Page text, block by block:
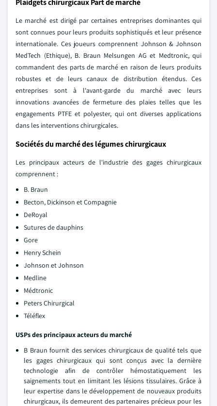
Plaidgets chirurgicaux Part de marché
Le marché est dirigé par certaines entreprises dominantes qui
sont connues pour leurs produits sophistiqués et leur présence
internationale. Ces joueurs comprennent Johnson & Johnson
MedTech (Ethique), B. Braun Melsungen AG et Medtronic, qui
commandent des parts de marché en raison de leurs produits
robustes et de leurs canaux de distribution étendus. Ces
entreprises sont à l'avant-garde du marché avec leurs
innovations avancées de fermeture des plaies telles que les
engagements PTFE et polyester, qui ont diverses applications
dans les interventions chirurgicales.
Sociétés du marché des légumes chirurgicaux
Les principaux acteurs de l'industrie des gages chirurgicaux
comprennent :
B. Braun
Becton, Dickinson et Compagnie
DeRoyal
Sutures de dauphins
Gore
Henry Schein
Johnson et Johnson
Medline
Médtronic
Peters Chirurgical
Téléflex
USPs des principaux acteurs du marché
B Braun fournit des services chirurgicaux de qualité tels que
les gages chirurgicaux qui sont conçus avec la dernière
technologie afin de contrôler hémostatiquement les
saignements tout en limitant les lésions tissulaires. Grâce à
leur expertise dans le développement de nouveaux produits
chirurgicaux, ils demeurent des partenaires précieux pour les